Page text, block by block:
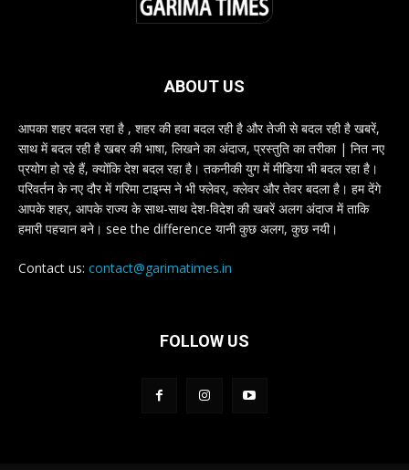
ABOUT US
आपका शहर बदल रहा है , शहर की हवा बदल रही है और तेजी से बदल रही है खबरें,
साथ में बदल रही है खबर की भाषा, लिखने का अंदाज, प्रस्तुति का तरीका | नित नए
प्रयोग हो रहे हैं, क्योंकि देश बदल रहा है। तकनीकी युग में मीडिया भी बदल रहा है।
परिवर्तन के नए दौर में गरिमा टाइम्स ने भी फ्लेवर, क्लेवर और तेवर बदला है। हम देंगे
आपके शहर, आपके राज्य के साथ-साथ देश-विदेश की खबरें अलग अंदाज में ताकि
हमारी पहचान बने। see the difference यानी कुछ अलग, कुछ नयी।
Contact us: contact@garimatimes.in
FOLLOW US